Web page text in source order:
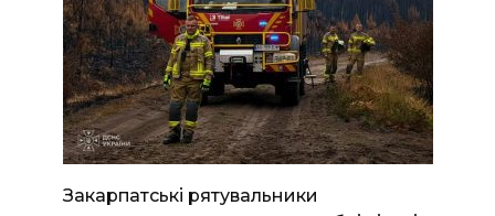
Закарпатські рятувальники